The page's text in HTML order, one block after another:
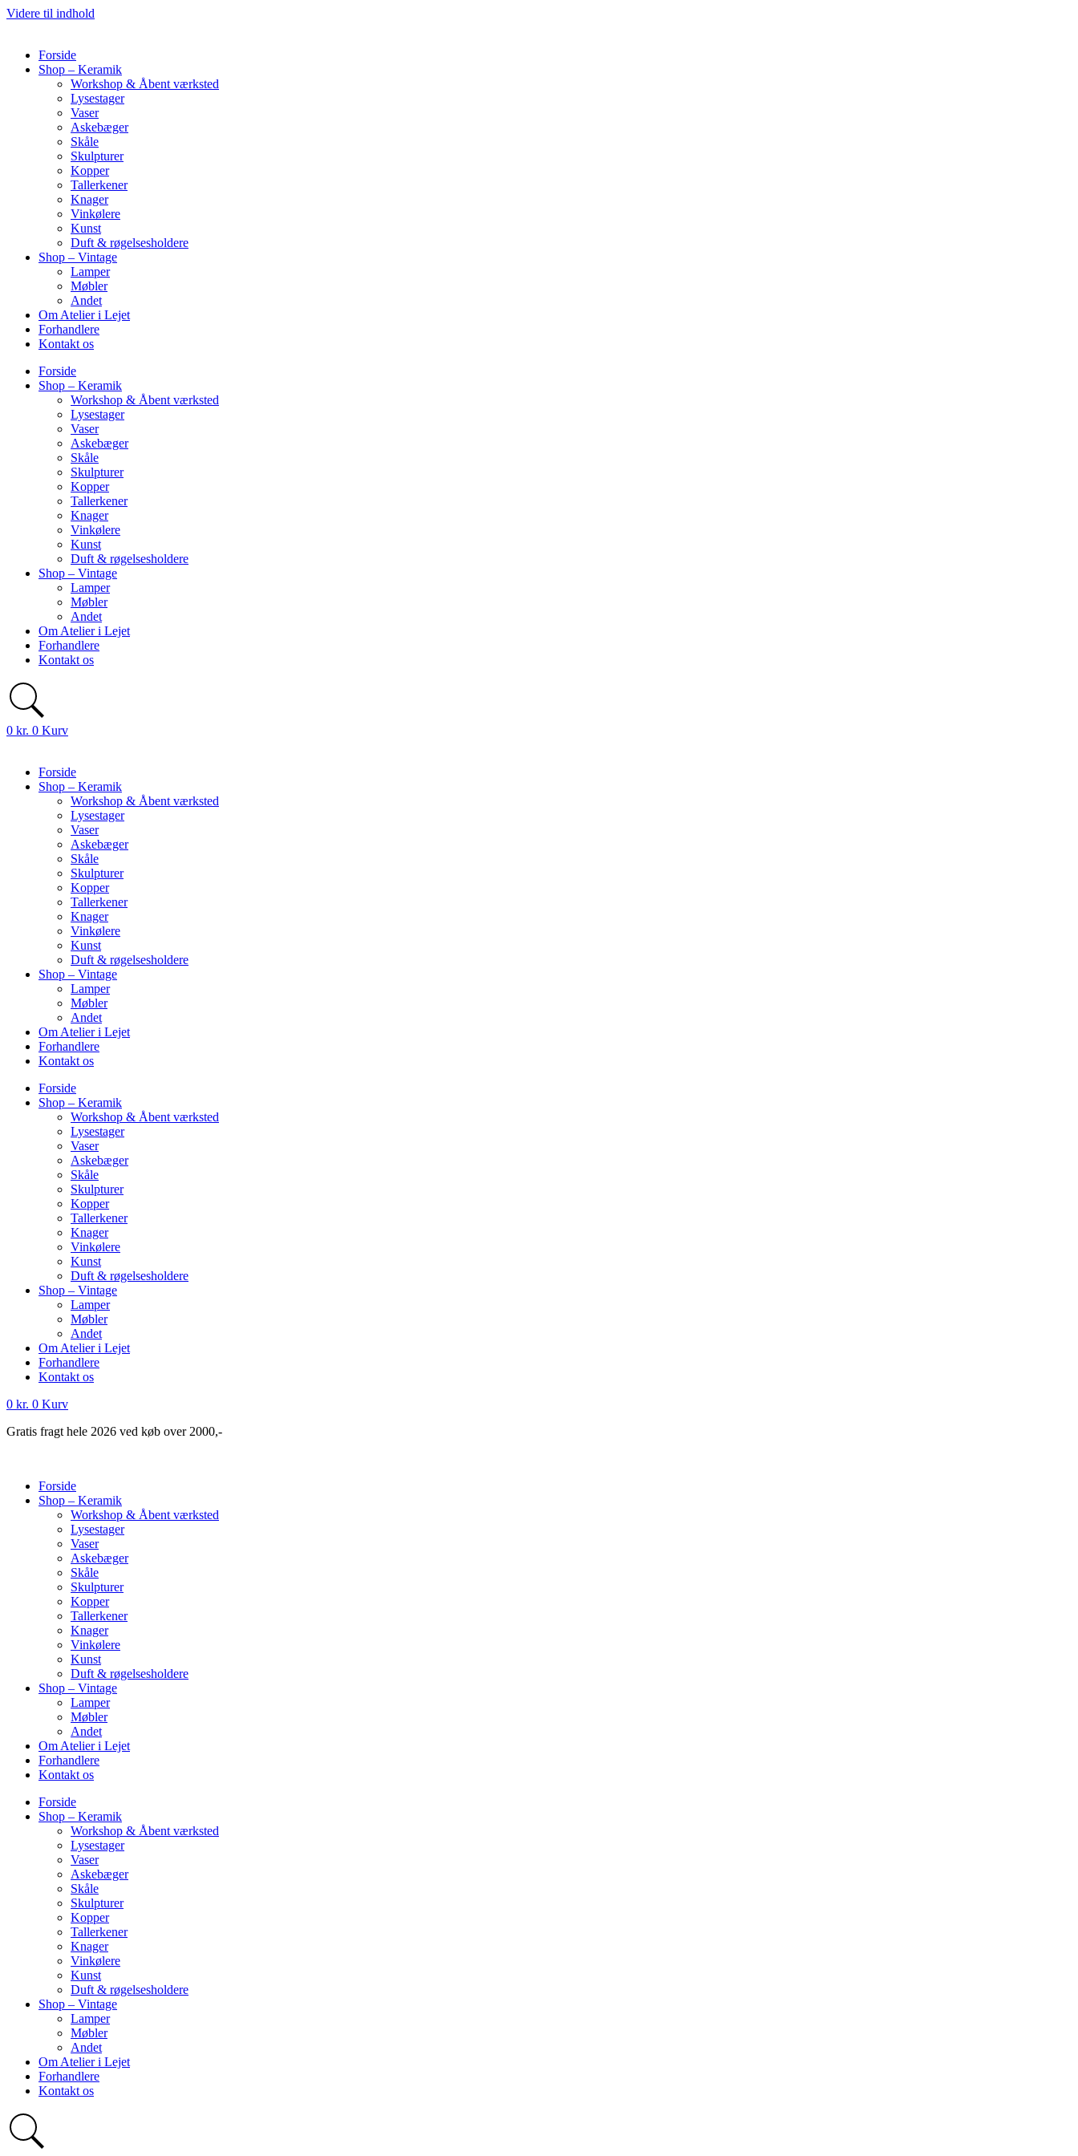
Videre til indhold
Forside
Shop – Keramik
Workshop & Åbent værksted
Lysestager
Vaser
Askebæger
Skåle
Skulpturer
Kopper
Tallerkener
Knager
Vinkølere
Kunst
Duft & røgelsesholdere
Shop – Vintage
Lamper
Møbler
Andet
Om Atelier i Lejet
Forhandlere
Kontakt os
Forside
Shop – Keramik
Workshop & Åbent værksted
Lysestager
Vaser
Askebæger
Skåle
Skulpturer
Kopper
Tallerkener
Knager
Vinkølere
Kunst
Duft & røgelsesholdere
Shop – Vintage
Lamper
Møbler
Andet
Om Atelier i Lejet
Forhandlere
Kontakt os
0 kr. 0 Kurv
Forside
Shop – Keramik
Workshop & Åbent værksted
Lysestager
Vaser
Askebæger
Skåle
Skulpturer
Kopper
Tallerkener
Knager
Vinkølere
Kunst
Duft & røgelsesholdere
Shop – Vintage
Lamper
Møbler
Andet
Om Atelier i Lejet
Forhandlere
Kontakt os
Forside
Shop – Keramik
Workshop & Åbent værksted
Lysestager
Vaser
Askebæger
Skåle
Skulpturer
Kopper
Tallerkener
Knager
Vinkølere
Kunst
Duft & røgelsesholdere
Shop – Vintage
Lamper
Møbler
Andet
Om Atelier i Lejet
Forhandlere
Kontakt os
0 kr. 0 Kurv
Gratis fragt hele 2026 ved køb over 2000,-
Forside
Shop – Keramik
Workshop & Åbent værksted
Lysestager
Vaser
Askebæger
Skåle
Skulpturer
Kopper
Tallerkener
Knager
Vinkølere
Kunst
Duft & røgelsesholdere
Shop – Vintage
Lamper
Møbler
Andet
Om Atelier i Lejet
Forhandlere
Kontakt os
Forside
Shop – Keramik
Workshop & Åbent værksted
Lysestager
Vaser
Askebæger
Skåle
Skulpturer
Kopper
Tallerkener
Knager
Vinkølere
Kunst
Duft & røgelsesholdere
Shop – Vintage
Lamper
Møbler
Andet
Om Atelier i Lejet
Forhandlere
Kontakt os